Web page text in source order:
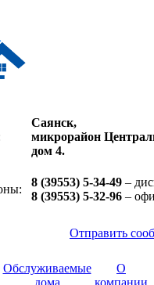
Саянск,
микрорайон
дом 4.
8 (39553) 5-34-49 –
8 (39553) 5-32-96 –
Отправить
Обслуживаемые
дома
О
компании